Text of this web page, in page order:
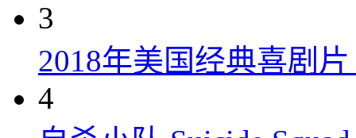
3
2018年美国经典喜剧
4